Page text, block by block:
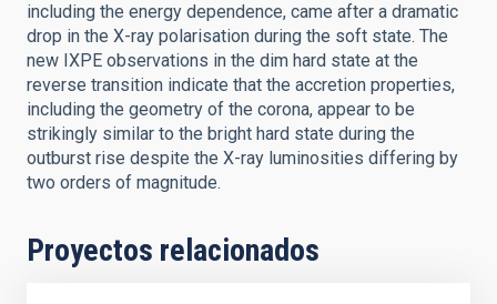
including the energy dependence, came after a dramatic
drop in the X-ray polarisation during the soft state. The
new IXPE observations in the dim hard state at the
reverse transition indicate that the accretion properties,
including the geometry of the corona, appear to be
strikingly similar to the bright hard state during the
outburst rise despite the X-ray luminosities differing by
two orders of magnitude.
Proyectos relacionados